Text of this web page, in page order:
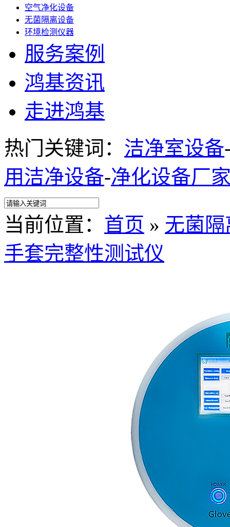
空气净化设备
无菌隔离设备
环境检测仪器
服务案例
鸿基资讯
走进鸿基
热门关键词： 洁净室设备
用洁净设备-净化设备厂
当前位置： 首页 » 无菌
手套完整性测试仪